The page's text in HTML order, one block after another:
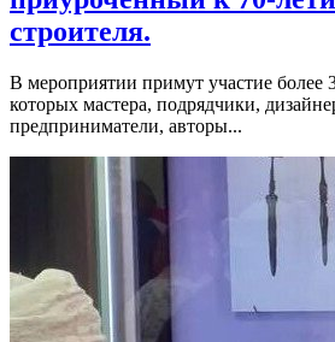
строителя.
В мероприятии примут участие более
которых мастера, подрядчики,
предприниматели, авторы...